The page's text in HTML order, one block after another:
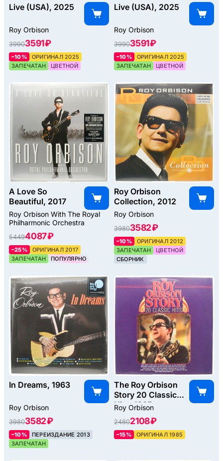
Live (USA), 2025
Roy Orbison
39903591 ₽
–10%
ОРИГИНАЛ 2025
ЗАПЕЧАТАН
ЦВЕТНОЙ
Live (USA), 2025
Roy Orbison
39903591 ₽
–10%
ОРИГИНАЛ 2025
ЗАПЕЧАТАН
ЦВЕТНОЙ
A Love So
Beautiful, 2017
Roy Orbison With The Royal
Philharmonic Orchestra
54494087 ₽
–25%
ОРИГИНАЛ 2017
ЗАПЕЧАТАН
ПОПУЛЯРНО
Roy Orbison
Collection, 2012
Roy Orbison
39803582 ₽
–10%
ОРИГИНАЛ 2012
ЗАПЕЧАТАН
ЦВЕТНОЙ
СБОРНИК
In Dreams, 1963
Roy Orbison
39803582 ₽
–10%
ПЕРЕИЗДАНИЕ 2013
ЗАПЕЧАТАН
The Roy Orbison
Story 20 Classic
Hits, 1985
Roy Orbison
24802108 ₽
–15% ОРИГИНАЛ 1985